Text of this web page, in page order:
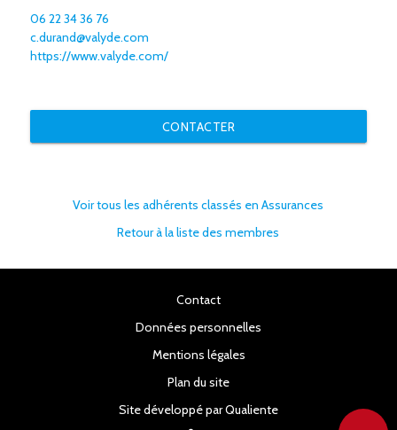
06 22 34 36 76
c.durand@valyde.com
https://www.valyde.com/
CONTACTER
Voir tous les adhérents classés en Assurances
Retour à la liste des membres
Contact
Données personnelles
Mentions légales
Plan du site
Site développé par Qualiente